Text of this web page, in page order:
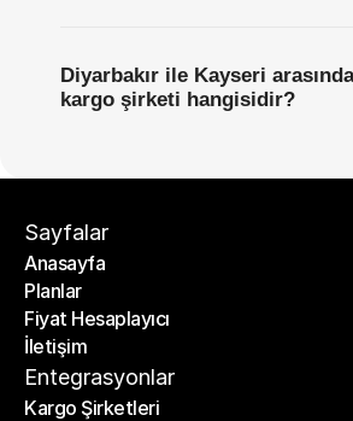
Diyarbakır ile Kayseri
kargo şirketi hangisidir?
Sayfalar
Anasayfa
Anasayfa
Planlar
Planlar
Fiyat Hesaplayıcı
Fiyat Hesaplayıcı
İletişim
İletişim
Entegrasyonlar
Kargo Şirketleri